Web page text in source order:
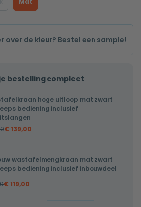
Mat
over de kleur? Bestel een sample!
bestelling compleet
hoge uitloop mat zwart
bediening inclusief
€ 139,00
wastafelmengkraan mat zwart
bediening inclusief inbouwdeel
€ 119,00